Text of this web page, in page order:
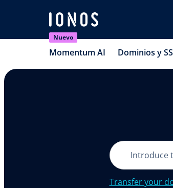
Nuevo
Momentum AI Dominios y
Transfer your